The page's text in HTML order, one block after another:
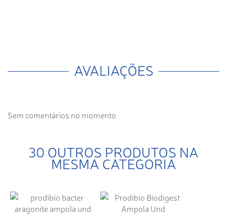
AVALIAÇÕES
Sem comentários no momento
30 OUTROS PRODUTOS NA
MESMA CATEGORIA